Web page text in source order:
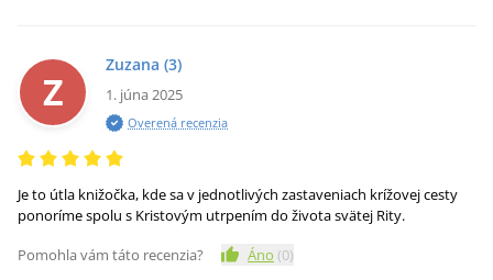
Z
Zuzana (3)
1. júna 2025
Overená recenzia
Je to útla knižočka, kde sa v jednotlivých zastaveniach krížovej cesty
ponoríme spolu s Kristovým utrpením do života svätej Rity.
Pomohla vám táto recenzia?
Áno (0)